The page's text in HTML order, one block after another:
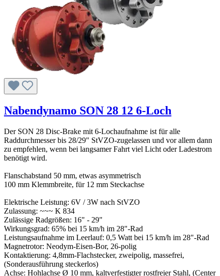
Nabendynamo SON 28 12 6-Loch
Der SON 28 Disc-Brake mit 6-Lochaufnahme ist für alle
Raddurchmesser bis 28/29" StVZO-zugelassen und vor allem dann
zu empfehlen, wenn bei langsamer Fahrt viel Licht oder Ladestrom
benötigt wird.
Flanschabstand 50 mm, etwas asymmetrisch
100 mm Klemmbreite, für 12 mm Steckachse
Elektrische Leistung: 6V / 3W nach StVZO
Zulassung: ~~~ K 834
Zulässige Radgrößen: 16" - 29"
Wirkungsgrad: 65% bei 15 km/h im 28"-Rad
Leistungsaufnahme im Leerlauf: 0,5 Watt bei 15 km/h im 28"-Rad
Magnetrotor: Neodym-Eisen-Bor, 26-polig
Kontaktierung: 4,8mm-Flachstecker, zweipolig, massefrei,
(Sonderausführung steckerlos)
Achse: Hohlachse Ø 10 mm, kaltverfestigter rostfreier Stahl, (Center